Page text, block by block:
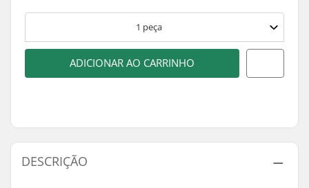
1 peça
ADICIONAR AO CARRINHO
DESCRIÇÃO